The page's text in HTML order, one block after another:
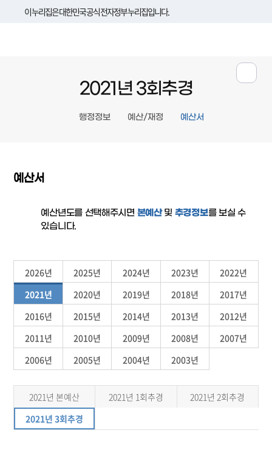
이 누리집은 대한민국 공식 전자정부 누리집입니다.
2021년 3회추경
행정정보 예산/재정 예산서
예산서
예산년도를 선택해주시면 본예산및 추경정보를 보실 수
있습니다.
2026년 2025년 2024년 2023년
2022년
2021년
2020년 2019년 2018년
2017년
2016년
2015년 2014년 2013년
2012년
2011년
2010년 2009년 2008년
2007년
2006년
2005년 2004년 2003년
2021년 본예산 2021년 1회추경
2021년 2회추경
2021년 3회추경